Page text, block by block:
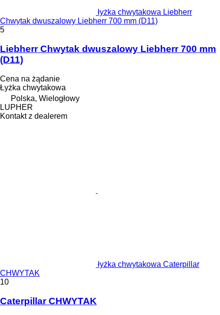
łyżka chwytakowa Liebherr
Chwytak dwuszalowy Liebherr 700 mm (D11)
5
Liebherr Chwytak dwuszalowy Liebherr 700 mm
(D11)
Cena na żądanie
Łyżka chwytakowa
Polska, Wielogłowy
LUPHER
Kontakt z dealerem
łyżka chwytakowa Caterpillar
CHWYTAK
10
Caterpillar CHWYTAK